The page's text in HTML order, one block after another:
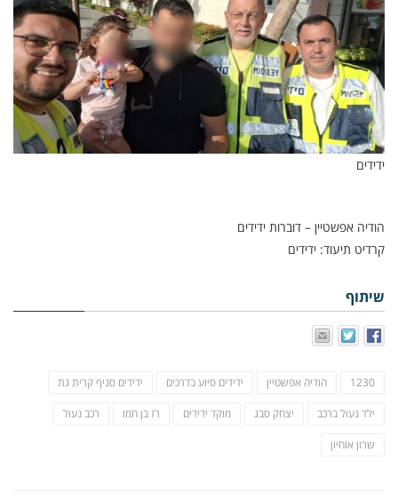
ידידים
הודיה אפשטיין – דוברות ידידים
קרדיט תיעוד: ידידים
שיתוף
1230 הודיה אפשטיין ידידים סיוע בדרכים ידידים סניף קרית גת
ילד נעול ברכב יצחק סבג מוקד ידידים רז בן חמו רכב נעול
שרון אוחיון